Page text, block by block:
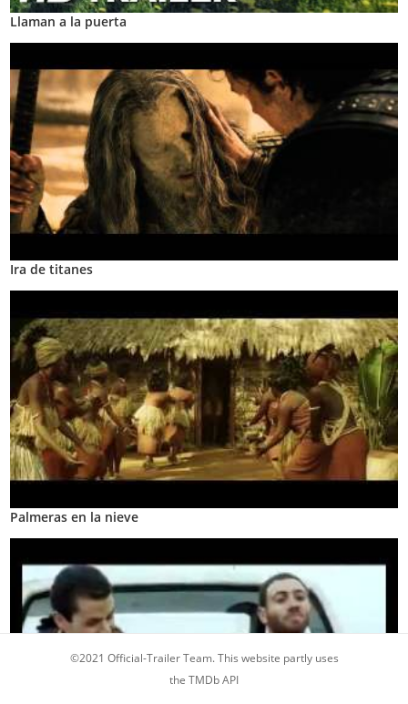
Llaman a la puerta
Ira de titanes
Palmeras en la nieve
©2021 Official-Trailer Team. This website partly uses
the TMDb API